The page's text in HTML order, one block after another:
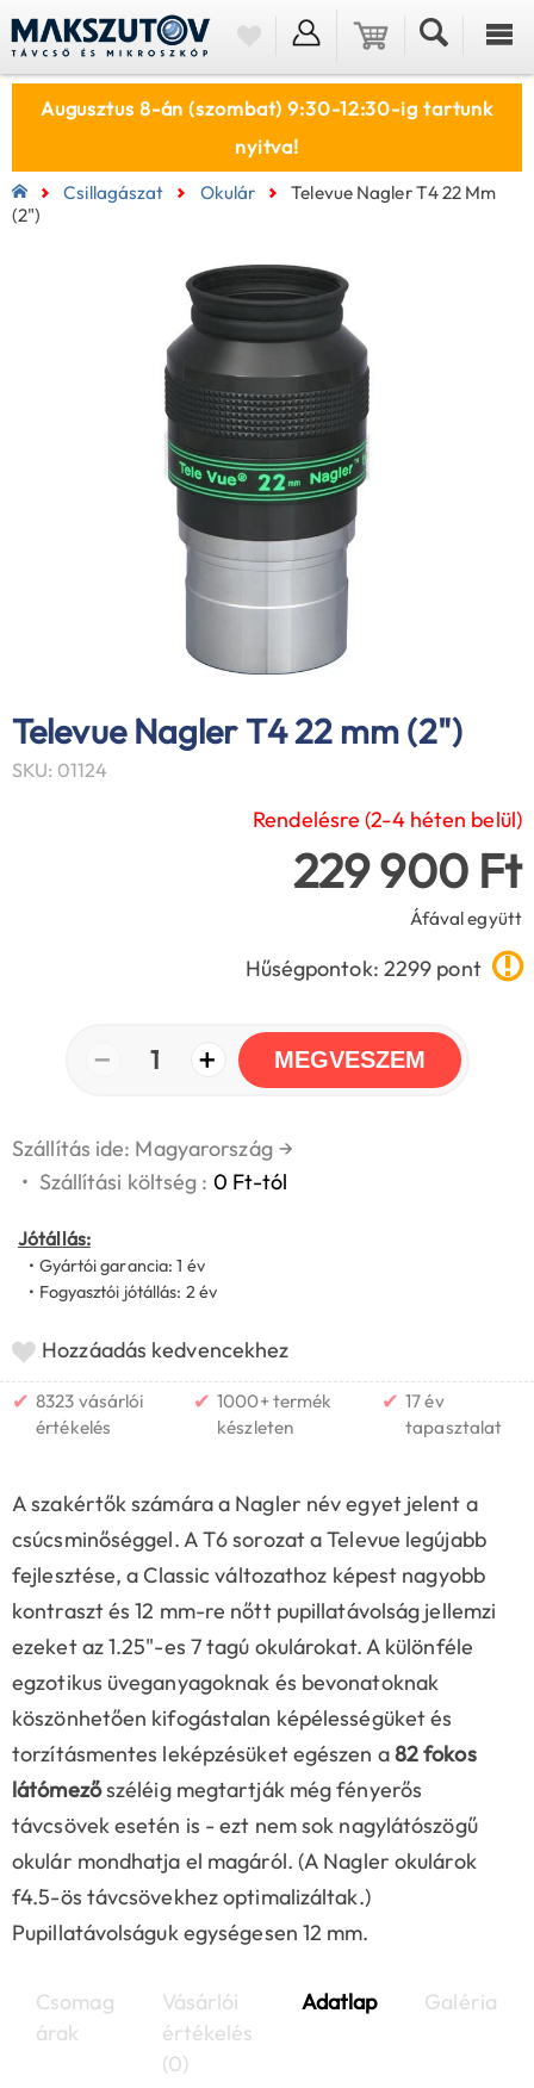
Augusztus 8-án (szombat) 9:30-12:30-ig tartunk
nyitva!
Csillagászat Okulár
Televue Nagler T4 22 Mm
(2")
Televue Nagler T4 22 mm (2")
SKU: 01124
Rendelésre (2-4 héten belül)
229 900 Ft
Áfával együtt
Hűségpontok: 2299 pont
− 1 + MEGVESZEM
Szállítás ide: Magyarország →
• Szállítási költség : 0 Ft-tól
Jótállás:
• Gyártói garancia: 1 év
• Fogyasztói jótállás: 2 év
Hozzáadás kedvencekhez
✔ 8323 vásárlói
értékelés
✔ 1000+ termék
készleten
✔ 17 év
tapasztalat
A szakértők számára a Nagler név egyet jelent a
csúcsminőséggel. A T6 sorozat a Televue legújabb
fejlesztése, a Classic változathoz képest nagyobb
kontraszt és 12 mm-re nőtt pupillatávolság jellemzi
ezeket az 1.25"-es 7 tagú okulárokat. A különféle
egzotikus üveganyagoknak és bevonatoknak
köszönhetően kifogástalan képélességüket és
torzításmentes leképzésüket egészen a82 fokos
látómezőszéléig megtartják még fényerős
távcsövek esetén is - ezt nem sok nagylátószögű
okulár mondhatja el magáról. (A Nagler okulárok
f4.5-ös távcsövekhez optimalizáltak.)
Pupillatávolságuk egységesen 12 mm.
Csomag
árak
Vásárlói
értékelés
(0)
Adatlap Galéria